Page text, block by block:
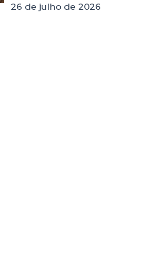
26 de julho de 2026